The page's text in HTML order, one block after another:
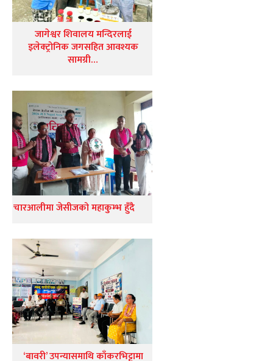
जागेश्वर शिवालय मन्दिरलाई
इलेक्ट्रोनिक जगसहित आवश्यक
सामग्री…
चारआलीमा जेसीजको महाकुम्भ हुँदै
‘बावरी’ उपन्यासमाथि काँकरभिट्टामा